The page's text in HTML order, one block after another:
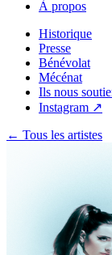
À propos
Historique
Presse
Bénévolat
Mécénat
Ils nous
Instagram ↗
← Tous les artistes